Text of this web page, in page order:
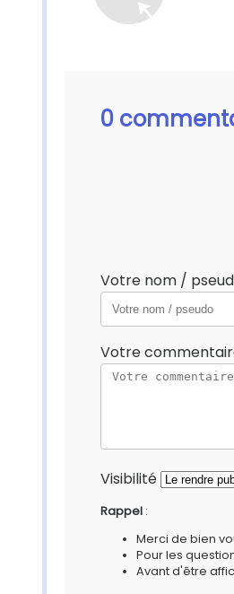
0
Votre nom /
Votre
Visibilité
Rappel :
Merci de bien
Pour les
Avant d'être